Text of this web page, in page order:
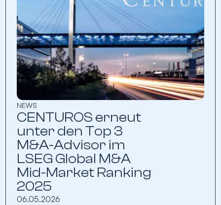
NEWS
CENTUROS erneut
unter den Top 3
M&A-Advisor im
LSEG Global M&A
Mid-Market Ranking
2025
06.05.2026